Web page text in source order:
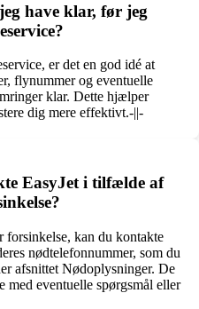
have klar, før jeg
er det en god idé at
flynummer og eventuelle
klar. Dette hjælper
dig mere effektivt.-||-
EasyJet i tilfælde af
kan du kontakte
nødtelefonnummer, som du
afsnittet Nødoplysninger. De
eventuelle spørgsmål eller